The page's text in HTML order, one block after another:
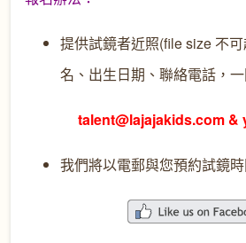
提供試鏡者近照(file size 不
名、出生日期、聯絡電話，
talent@lajajakids.com
我們將以電郵與您預約試鏡